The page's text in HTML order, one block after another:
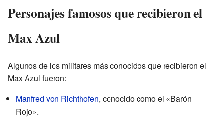
Personajes famosos que recibieron el
Max Azul
Algunos de los militares más conocidos que recibieron el
Max Azul fueron:
Manfred von Richthofen, conocido como el «Barón
Rojo».